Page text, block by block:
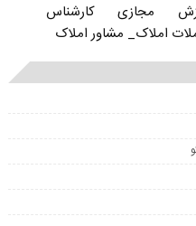
مجازی کارشناس
املاک_ مشاور املاک